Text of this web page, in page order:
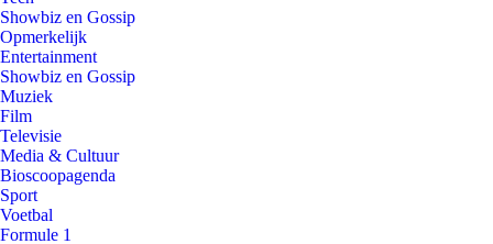
Showbiz en Gossip
Opmerkelijk
Entertainment
Showbiz en Gossip
Muziek
Film
Televisie
Media & Cultuur
Bioscoopagenda
Sport
Voetbal
Formule 1